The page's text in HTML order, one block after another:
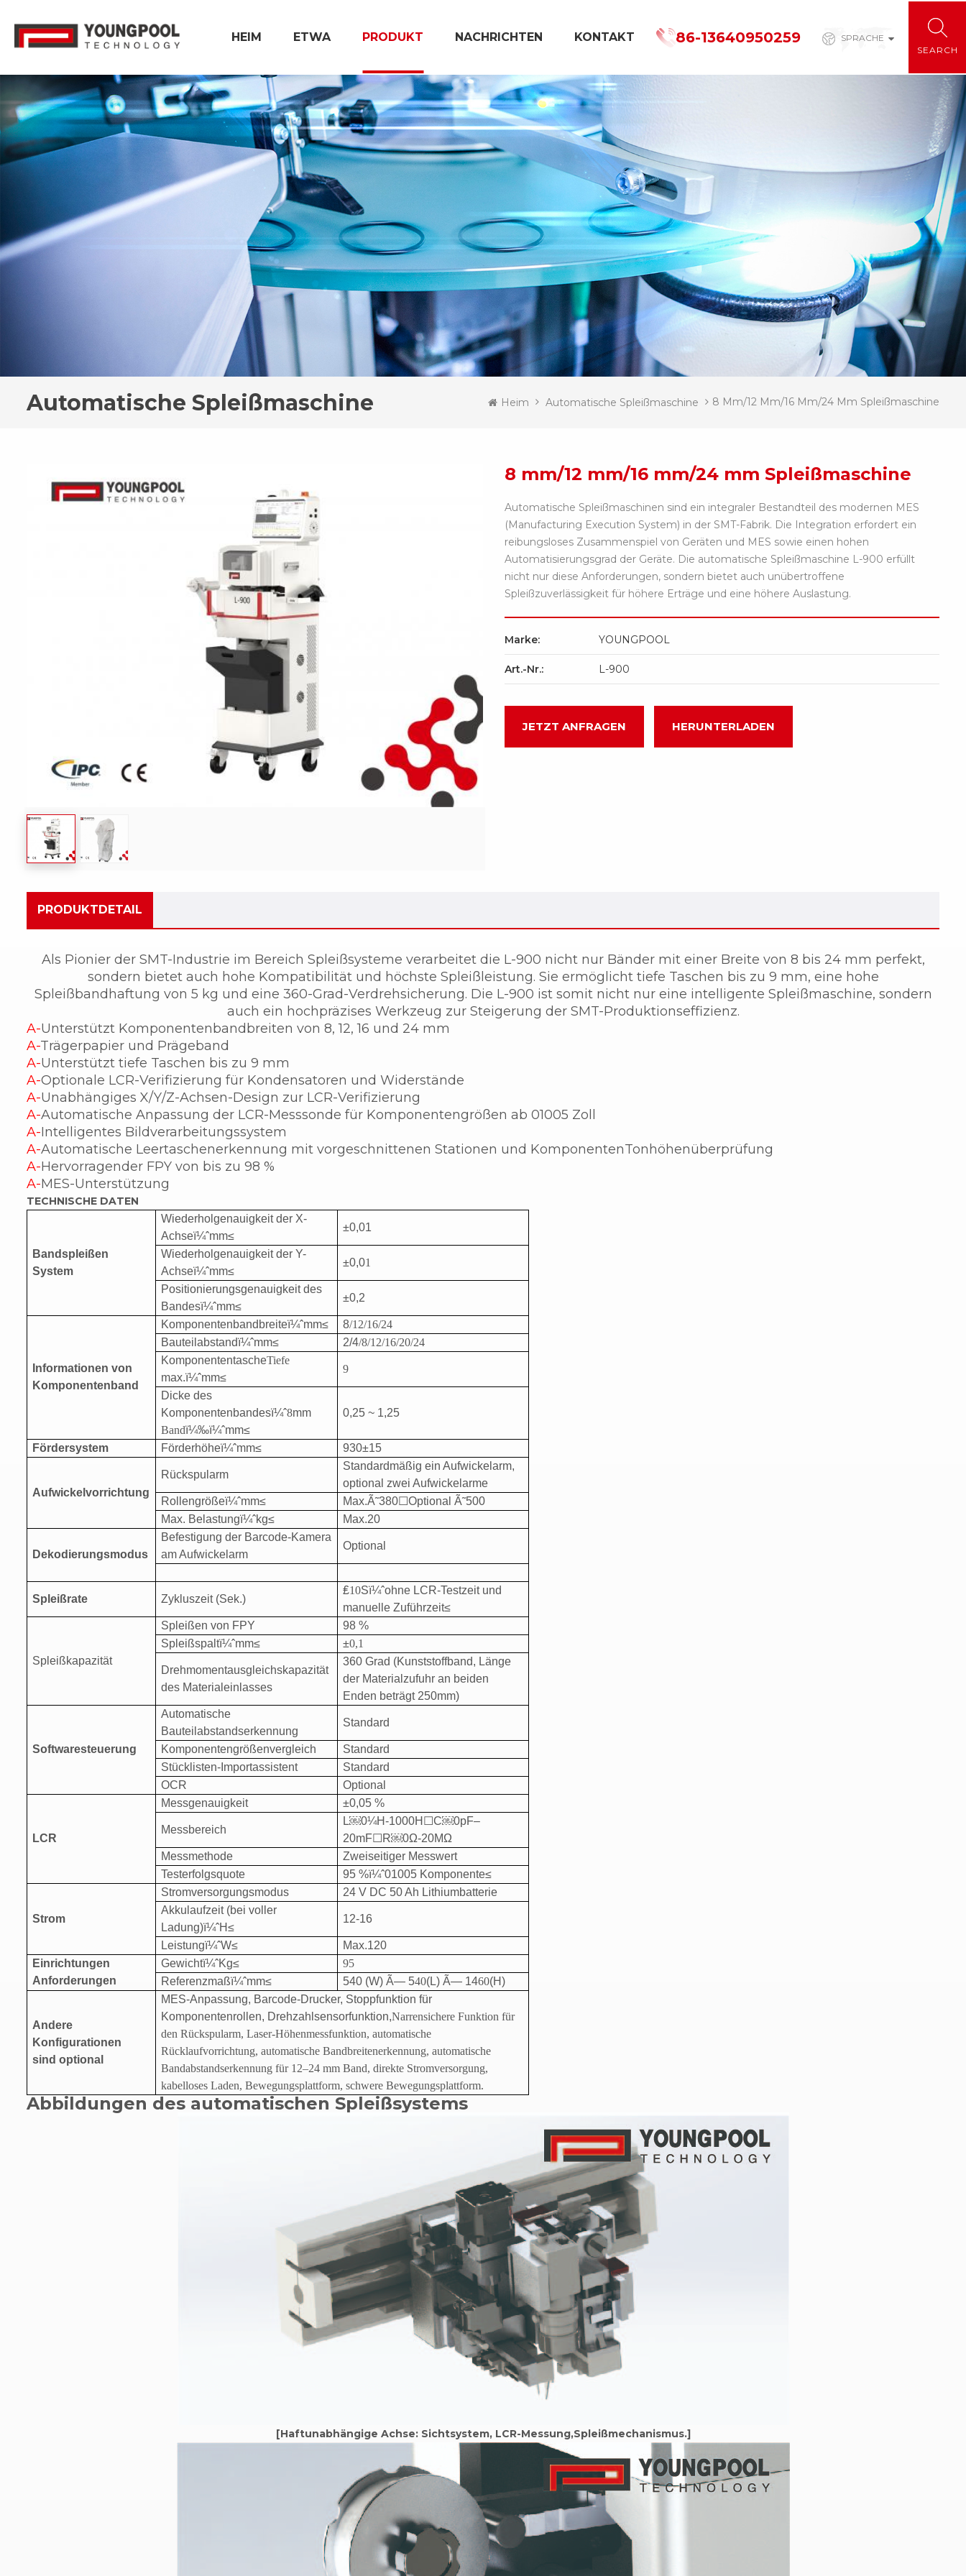
SPRACHE
86-13640950259
HEIM ETWA PRODUKT NACHRICHTEN KONTAKT
Automatische Spleißmaschine Heim Automatische Spleißmaschine 8 Mm/12 Mm/16 Mm/24 Mm Spleißmaschine
8 mm/12 mm/16 mm/24 mm Spleißmaschine
Automatische Spleißmaschinen sind ein integraler Bestandteil des modernen MES
(Manufacturing Execution System) in der SMT-Fabrik. Die Integration erfordert ein
reibungsloses Zusammenspiel von Geräten und MES sowie einen hohen
Automatisierungsgrad der Geräte. Die automatische Spleißmaschine L-900 erfüllt
nicht nur diese Anforderungen, sondern bietet auch unübertroffene
Spleißzuverlässigkeit für höhere Erträge und eine höhere Auslastung.
Marke: YOUNGPOOL
Art.-Nr.: L-900
JETZT ANFRAGEN HERUNTERLADEN
PRODUKTDETAIL
Als Pionier der SMT-Industrie im Bereich Spleißsysteme verarbeitet die L-900 nicht nur Bänder mit einer Breite von 8 bis 24 mm perfekt,
sondern bietet auch hohe Kompatibilität und höchste Spleißleistung. Sie ermöglicht tiefe Taschen bis zu 9 mm, eine hohe
Spleißbandhaftung von 5 kg und eine 360-Grad-Verdrehsicherung. Die L-900 ist somit nicht nur eine intelligente Spleißmaschine, sondern
auch ein hochpräzises Werkzeug zur Steigerung der SMT-Produktionseffizienz.
A-Unterstützt Komponentenbandbreiten von 8, 12, 16 und 24 mm
A-Trägerpapier und Prägeband
A-Unterstützt tiefe Taschen bis zu 9 mm
A-Optionale LCR-Verifizierung für Kondensatoren und Widerstände
A-Unabhängiges X/Y/Z-Achsen-Design zur LCR-Verifizierung
A-Automatische Anpassung der LCR-Messsonde für Komponentengrößen ab 01005 Zoll
A-Intelligentes Bildverarbeitungssystem
A-Automatische Leertaschenerkennung mit vorgeschnittenen Stationen und KomponentenTonhöhenüberprüfung
A-Hervorragender FPY von bis zu 98 %
A-MES-Unterstützung
TECHNISCHE DATEN
Bandspleißen
System
Wiederholgenauigkeit der X-
Achseï¼ˆmm≤
±0,01
Wiederholgenauigkeit der Y-
Achseï¼ˆmm≤
±0,01
Positionierungsgenauigkeit des
Bandesï¼ˆmm≤
±0,2
Informationen von
Komponentenband
Komponentenbandbreiteï¼ˆmm≤ 8/12/16/24
Bauteilabstandï¼ˆmm≤ 2/4/8/12/16/20/24
KomponententascheTiefe
max.ï¼ˆmm≤
9
Dicke des
Komponentenbandesï¼ˆ8mm
Bandï¼‰ï¼ˆmm≤
0,25 ~ 1,25
Fördersystem Förderhöheï¼ˆmm≤ 930±15
Aufwickelvorrichtung
Rückspularm
Standardmäßig ein Aufwickelarm,
optional zwei Aufwickelarme
Rollengrößeï¼ˆmm≤ Max.Ã˜380☐Optional Ã˜500
Max. Belastungï¼ˆkg≤ Max.20
Dekodierungsmodus
Befestigung der Barcode-Kamera
am Aufwickelarm
Optional
Spleißrate Zykluszeit (Sek.)
₤10Sï¼ˆohne LCR-Testzeit und
manuelle Zuführzeit≤
Spleißkapazität
Spleißen von FPY
98 %
Spleißspaltï¼ˆmm≤ ±0,1
Drehmomentausgleichskapazität
des Materialeinlasses
360 Grad (Kunststoffband, Länge
der Materialzufuhr an beiden
Enden beträgt 250mm)
Softwaresteuerung
Automatische
Bauteilabstandserkennung
Standard
Komponentengrößenvergleich
Standard
Stücklisten-Importassistent
Standard
OCR
Optional
LCR
Messgenauigkeit ±0,05 %
Messbereich
L￼0¼H-1000H ☐C￼0pF–
20mF☐R￼0Ω-20MΩ
Messmethode
Zweiseitiger Messwert
Testerfolgsquote
95 %ï¼ˆ01005 Komponente≤
Strom
Stromversorgungsmodus
24 V DC 50 Ah Lithiumbatterie
Akkulaufzeit (bei voller
Ladung)ï¼ˆH≤
12-16
Leistungï¼ˆW≤
Max.120
Einrichtungen
Anforderungen
Gewichtï¼ˆKg≤
95
Referenzmaßï¼ˆmm≤ 540 (W) Ã— 540(L) Ã— 1460(H)
Andere
Konfigurationen
sind optional
MES-Anpassung, Barcode-Drucker, Stoppfunktion für
Komponentenrollen, Drehzahlsensorfunktion,Narrensichere Funktion für
den Rückspularm, Laser-Höhenmessfunktion, automatische
Rücklaufvorrichtung, automatische Bandbreitenerkennung, automatische
Bandabstandserkennung für 12–24 mm Band, direkte Stromversorgung,
kabelloses Laden, Bewegungsplattform, schwere Bewegungsplattform.
Abbildungen des automatischen Spleißsystems
[Haftunabhängige Achse: Sichtsystem, LCR-Messung,Spleißmechanismus.]